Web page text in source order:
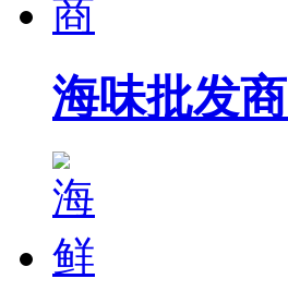
海味批发商